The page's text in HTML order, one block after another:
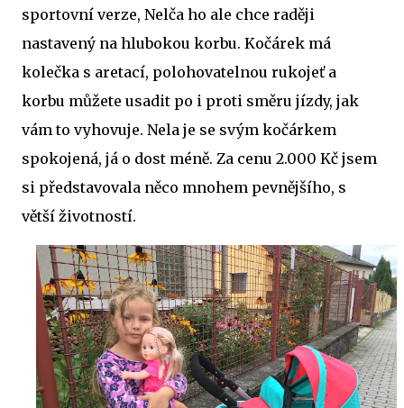
sportovní verze, Nelča ho ale chce raději
nastavený na hlubokou korbu. Kočárek má
kolečka s aretací, polohovatelnou rukojeť a
korbu můžete usadit po i proti směru jízdy, jak
vám to vyhovuje. Nela je se svým kočárkem
spokojená, já o dost méně. Za cenu 2.000 Kč jsem
si představovala něco mnohem pevnějšího, s
větší životností.